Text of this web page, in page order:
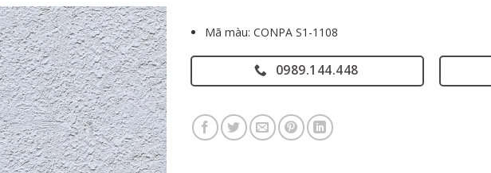
Mã màu: CONPA S1-1108
0989.144.448